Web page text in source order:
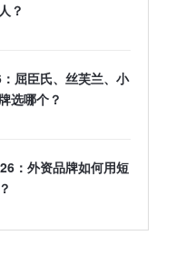
？
屈臣氏、丝芙兰、小
选哪个？
：外资品牌如何用短